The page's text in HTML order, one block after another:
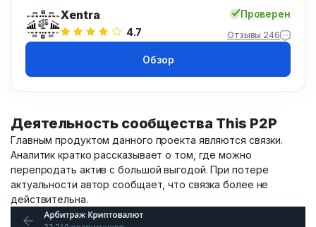
Xentra
4.7
Проверен
Отзывы 246
Обзор
Деятельность сообщества This P2P
Главным продуктом данного проекта являются связки.
Аналитик кратко рассказывает о том, где можно
перепродать актив с большой выгодой. При потере
актуальности автор сообщает, что связка более не
действительна.